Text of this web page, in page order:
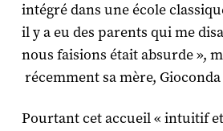
intégré dans une école
il y a eu des parents qui me
nous faisions était absurde »,
récemment sa mère, Gioconda
Pourtant cet accueil « intuitif